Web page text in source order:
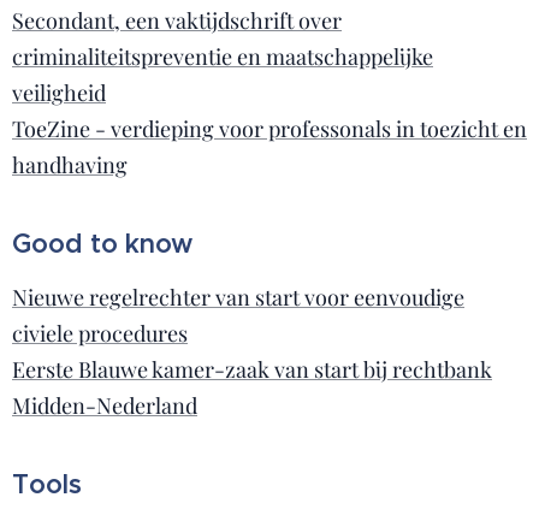
Secondant, een vaktijdschrift over
criminaliteitspreventie en maatschappelijke
veiligheid
ToeZine - verdieping voor professonals in toezicht en
handhaving
Good to know
Nieuwe regelrechter van start voor eenvoudige
civiele procedures
Eerste Blauwe kamer-zaak van start bij rechtbank
Midden-Nederland
Tools